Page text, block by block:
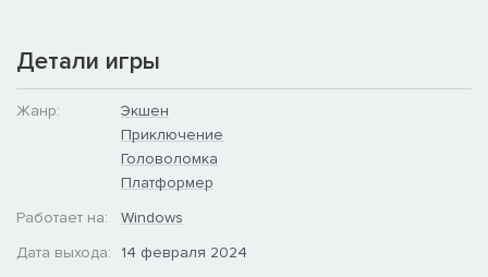
Детали игры
Жанр:
Экшен
Приключение
Головоломка
Платформер
Работает на:
Windows
Дата выхода:
14 февраля 2024